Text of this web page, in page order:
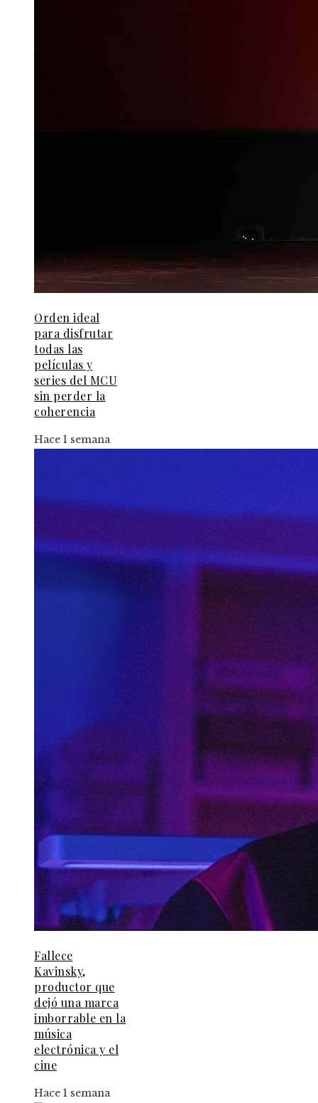
Orden ideal
para disfrutar
todas las
películas y
series del MCU
sin perder la
coherencia
Hace 1 semana
Fallece
Kavinsky,
productor que
dejó una marca
imborrable en la
música
electrónica y el
cine
Hace 1 semana